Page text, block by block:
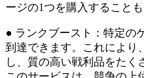
ージの1つを購入することも
● ランクブースト：特定の
到達できます。これにより
し、質の高い戦利品をたく